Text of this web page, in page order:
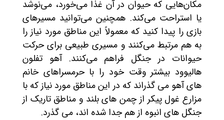
مکان‌هایی که حیوان در آن غذا می‌خورد، می‌نوشد
یا استراحت می‌کند. همچنین می‌توانید مسیرهای
بازی را پیدا کنید که معمولاً این مناطق مورد نیاز را
به هم مرتبط می‌کنند و مسیری طبیعی برای حرکت
حیوانات در جنگل فراهم می‌کنند. آهو تفلون
هالیوود بیشتر وقت خود را با حرمسراهای خانم
های آهو می گذراند که در این مناطق مورد نیاز که با
مزارع غول پیکر از چمن های بلند و مناطق تاریک از
جنگل های انبوه از هم جدا شده اند، می گذرد.